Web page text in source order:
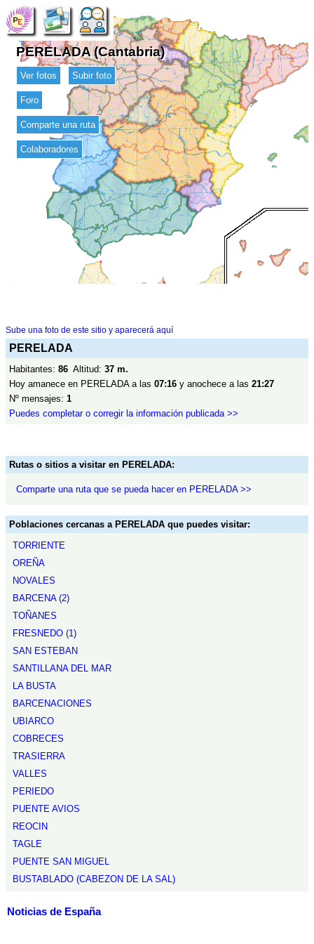
PERELADA (Cantabria)
Ver fotos Subir foto
Foro
Comparte una ruta
Colaboradores
Sube una foto de este sitio y aparecerá aquí
PERELADA
Habitantes: 86 Altitud: 37 m.
Hoy amanece en PERELADA a las 07:16 y anochece a las 21:27
Nº mensajes: 1
Puedes completar o corregir la información publicada >>
Rutas o sitios a visitar en PERELADA:
Comparte una ruta que se pueda hacer en PERELADA >>
Poblaciones cercanas a PERELADA que puedes visitar:
TORRIENTE
OREÑA
NOVALES
BARCENA (2)
TOÑANES
FRESNEDO (1)
SAN ESTEBAN
SANTILLANA DEL MAR
LA BUSTA
BARCENACIONES
UBIARCO
COBRECES
TRASIERRA
VALLES
PERIEDO
PUENTE AVIOS
REOCIN
TAGLE
PUENTE SAN MIGUEL
BUSTABLADO (CABEZON DE LA SAL)
Noticias de España